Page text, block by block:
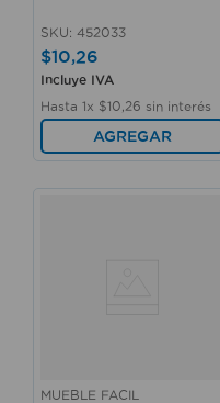
SKU: 452033
$10,26
Incluye IVA
Hasta 1x $10 26 sin interés
AGREGAR
MUEBLE FACIL